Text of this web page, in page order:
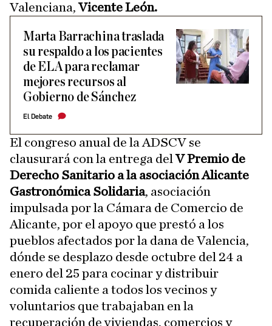
Valenciana,Vicente León.
Marta Barrachina traslada
su respaldo a los pacientes
de ELA para reclamar
mejores recursos al
Gobierno de Sánchez
El Debate
El congreso anual de la ADSCV se
clausurará con la entrega delV Premio de
Derecho Sanitario a la asociación Alicante
Gastronómica Solidaria, asociación
impulsada por la Cámara de Comercio de
Alicante, por el apoyo que prestó a los
pueblos afectados por la dana de Valencia,
dónde se desplazo desde octubre del 24 a
enero del 25 para cocinar y distribuir
comida caliente a todos los vecinos y
voluntarios que trabajaban en la
recuperación de viviendas, comercios y